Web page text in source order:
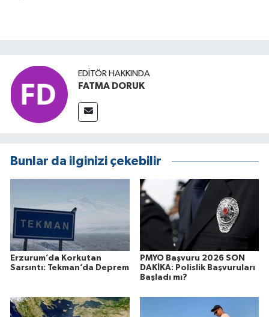
EDITÖR HAKKINDA
FATMA DORUK
Bunlar da ilginizi çekebilir
Erzurum’da Korkutan
Sarsıntı: Tekman’da Deprem
PMYO Başvuru 2026 SON
DAKİKA: Polislik Başvuruları
Başladı mı?